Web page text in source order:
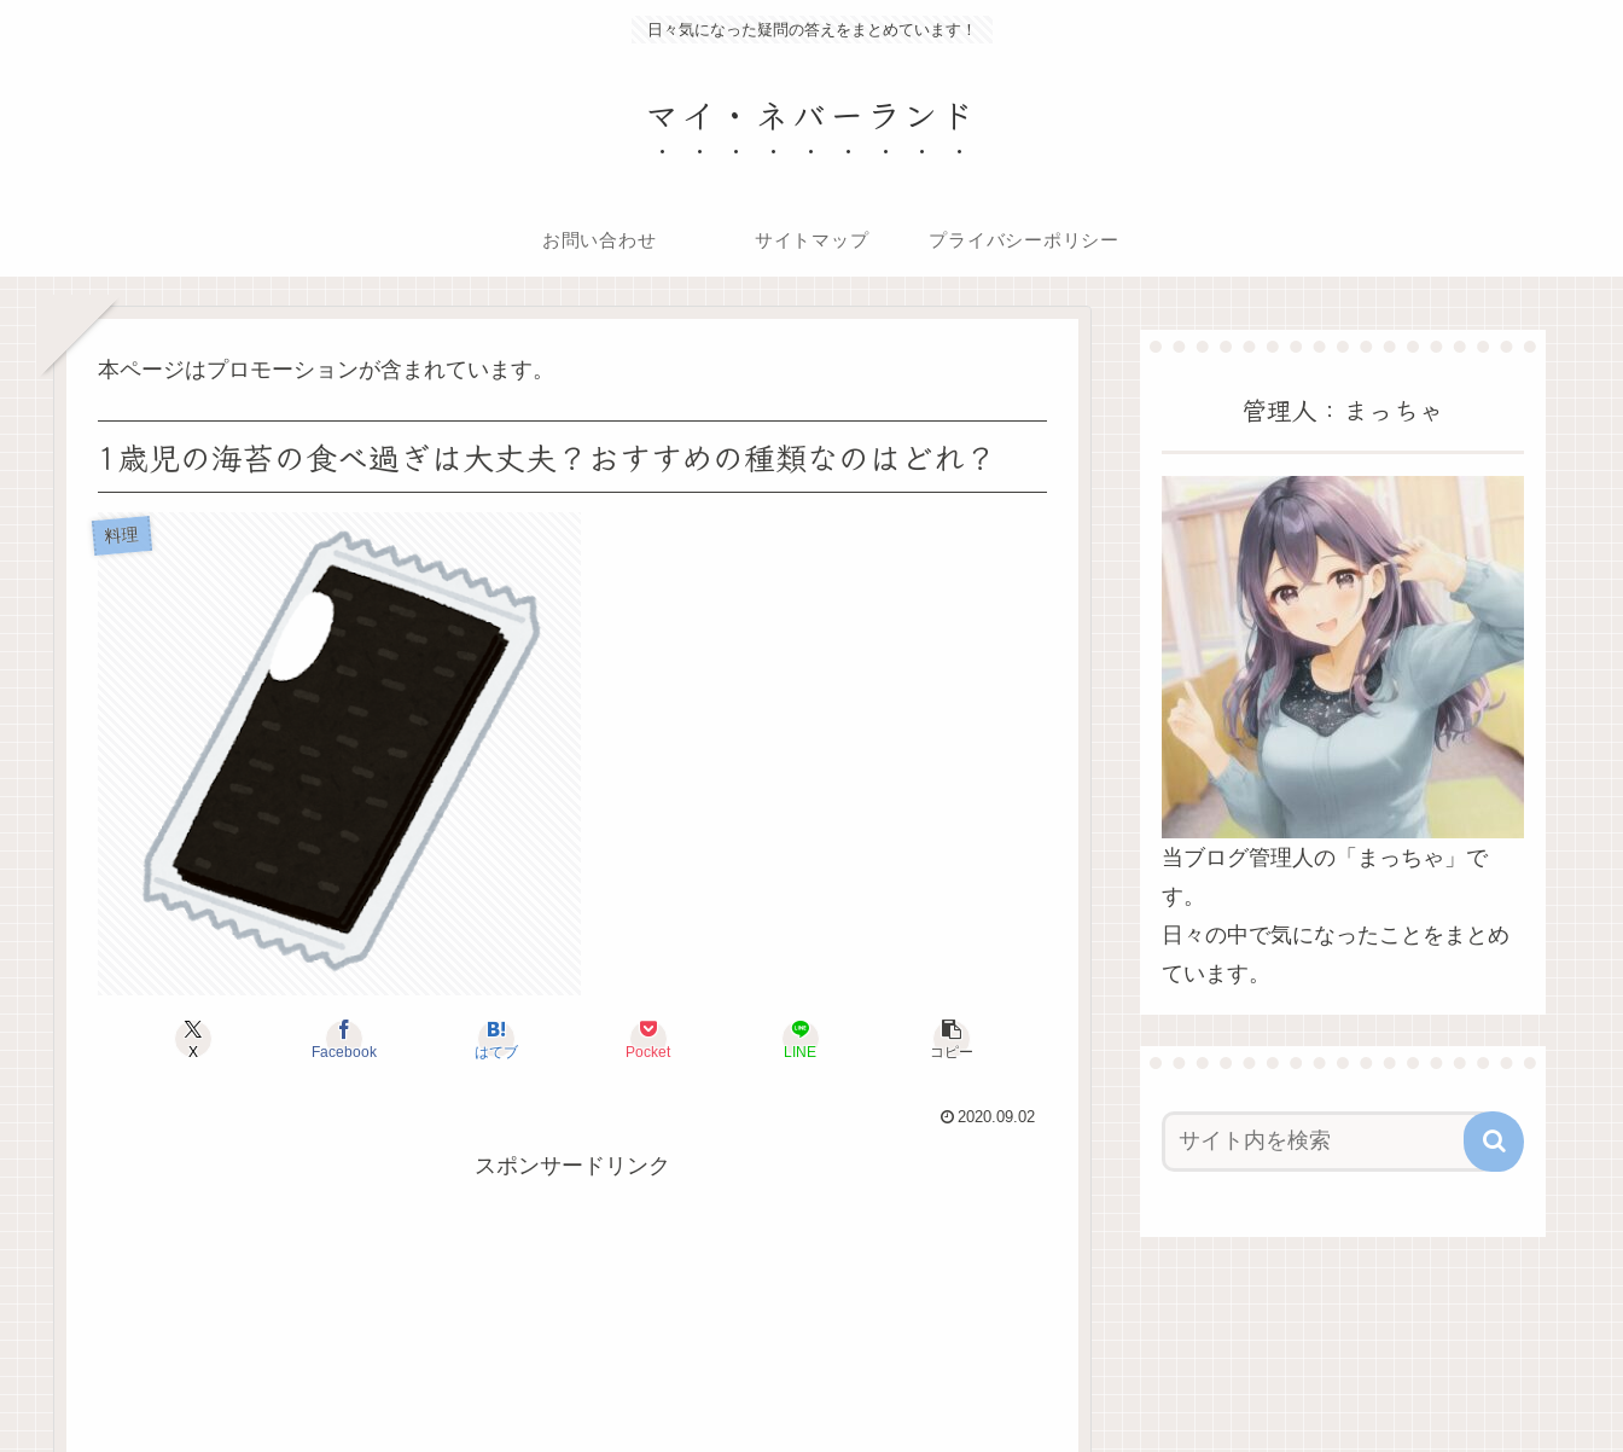
日々気になった疑問の答えをまとめています！
マイ・ネバーランド
お問い合わせ サイトマップ プライバシーポリシー
本ページはプロモーションが含まれています。
1歳児の海苔の食べ過ぎは大丈夫？おすすめの種類なのはどれ？
料理
X Facebook はてブ Pocket LINE コピー
2020.09.02
スポンサードリンク
管理人：まっちゃ
当ブログ管理人の「まっちゃ」で
す。
日々の中で気になったことをまとめ
ています。